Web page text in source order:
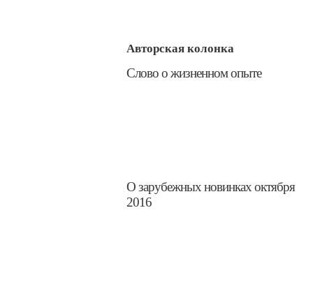
Авторская колонка
​Слово о жизненном опыте
О зарубежных новинках октября
2016